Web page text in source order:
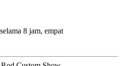
8 jam, empat